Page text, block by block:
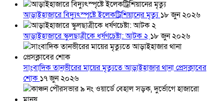
আড়াইহাজারে বিদ্যুৎস্পৃষ্টে ইলেকট্রিশিয়ানের মৃত্যু১৮ জুন ২০২৬
আড়াইহাজারে স্কুলছাত্রীকে ধর্ষণচেষ্টা: আটক ২ ১৮ জুন ২০২৬
সাংবাদিক তানভীরের মায়ের মৃত্যুতে আড়াইহাজার থানা প্রেসক্লাবের
শোক ১৭ জুন ২০২৬